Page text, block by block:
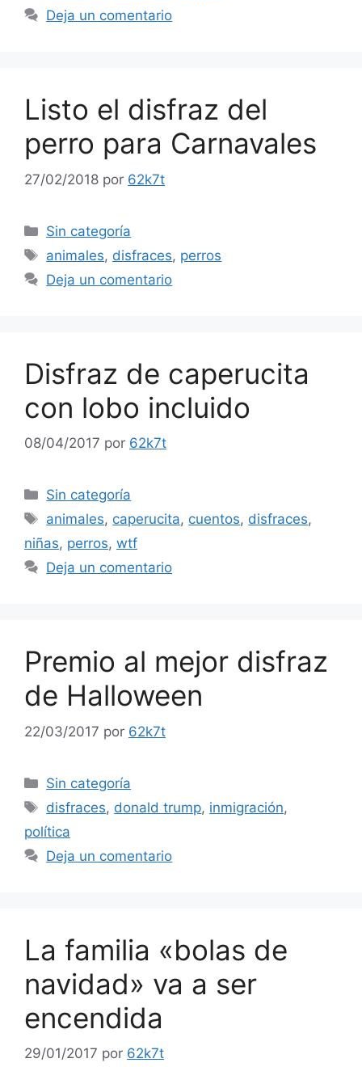
Deja un comentario
Listo el disfraz del
perro para Carnavales
27/02/2018 por 62k7t
Categorías
Sin categoría
Etiquetas
animales, disfraces, perros
Deja un comentario
Disfraz de caperucita
con lobo incluido
08/04/2017 por 62k7t
Categorías
Sin categoría
Etiquetas
animales, caperucita, cuentos, disfraces,
niñas, perros, wtf
Deja un comentario
Premio al mejor disfraz
de Halloween
22/03/2017 por 62k7t
Categorías
Sin categoría
Etiquetas
disfraces, donald trump, inmigración,
política
Deja un comentario
La familia «bolas de
navidad» va a ser
encendida
29/01/2017 por 62k7t